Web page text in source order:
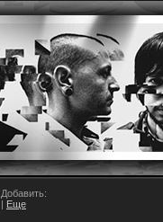
Добавить:
| Еще